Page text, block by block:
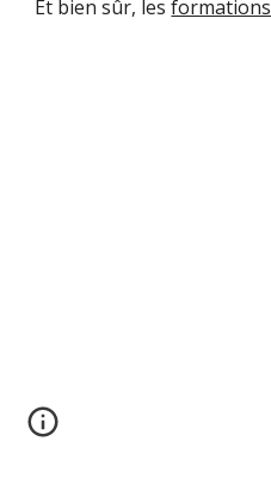
Et bien sûr, lesformations